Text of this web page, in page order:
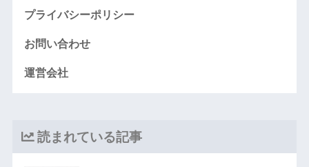
プライバシーポリシー
お問い合わせ
運営会社
読まれている記事